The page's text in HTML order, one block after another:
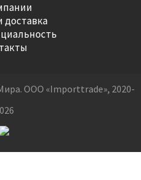
доставка
ООО «Importtrade», 2020-